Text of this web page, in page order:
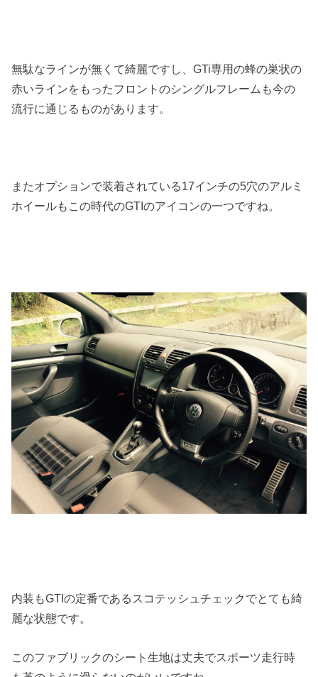
無駄なラインが無くて綺麗ですし、GTi専用の蜂の巣状の
赤いラインをもったフロントのシングルフレームも今の
流行に通じるものがあります。
またオプションで装着されている17インチの5穴のアルミ
ホイールもこの時代のGTIのアイコンの一つですね。
内装もGTIの定番であるスコテッシュチェックでとても綺
麗な状態です。
このファブリックのシート生地は丈夫でスポーツ走行時